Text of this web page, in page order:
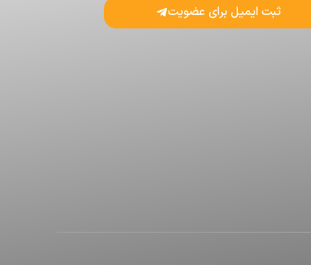
ثبت ایمیل برای عضویت